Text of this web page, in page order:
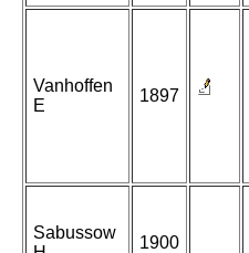
Vanhoffen
E
1897
Sabussow
1900